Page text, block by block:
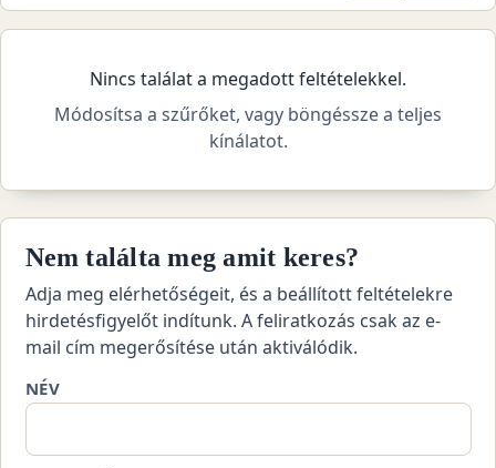
Nincs találat a megadott feltételekkel.
Módosítsa a szűrőket, vagy böngéssze a teljes
kínálatot.
Nem találta meg amit keres?
Adja meg elérhetőségeit, és a beállított feltételekre
hirdetésfigyelőt indítunk. A feliratkozás csak az e-
mail cím megerősítése után aktiválódik.
NÉV